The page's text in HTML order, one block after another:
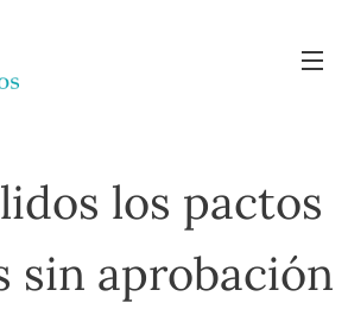
los pactos
sin aprobación